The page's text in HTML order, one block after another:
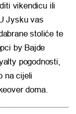
vikendicu ili
Jysku vas
stoliće te
by Bajde
pogodnosti,
na cijeli
doma.